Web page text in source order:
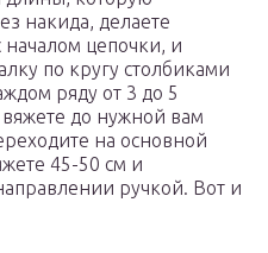
накида, делаете
цепочки, и
по кругу столбиками
ряду от 3 до 5
до нужной вам
на основной
45-50 см и
ручкой. Вот и